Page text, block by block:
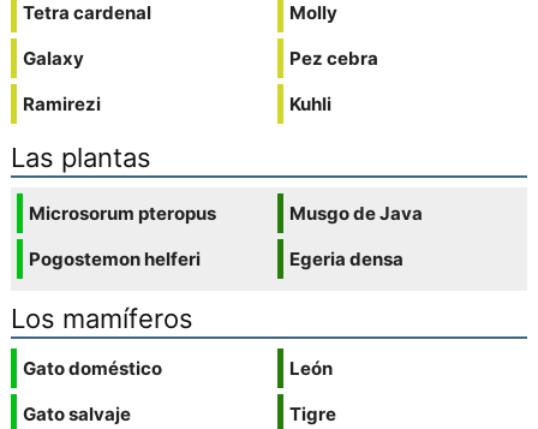
Tetra cardenal
Galaxy
Ramirezi
Molly
Pez cebra
Kuhli
Las plantas
Microsorum pteropus
Pogostemon helferi
Musgo de Java
Egeria densa
Los mamíferos
Gato doméstico
Gato salvaje
León
Tigre